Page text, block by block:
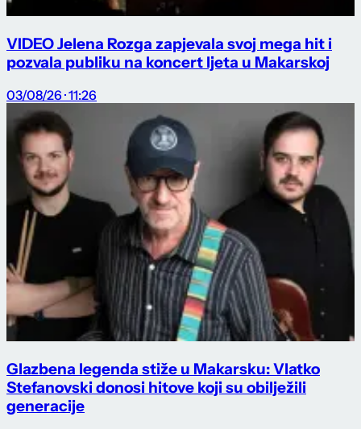
VIDEO Jelena Rozga zapjevala svoj mega hit i
pozvala publiku na koncert ljeta u Makarskoj
03/08/26 · 11:26
Glazbena legenda stiže u Makarsku: Vlatko
Stefanovski donosi hitove koji su obilježili
generacije